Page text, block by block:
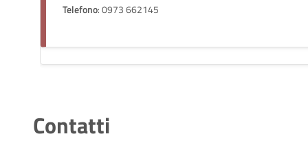
Telefono: 0973 662145
Contatti